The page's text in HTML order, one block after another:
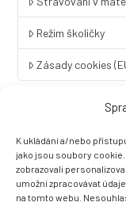
K ukládání a/nebo
jako jsou soubory cookie.
zobrazovali
umožní zpracovávat
na tomto webu.
Režim školičky
Zásady cookies
LINGUA
s.r.o.
Sovova 2
412 01 Litoměřice